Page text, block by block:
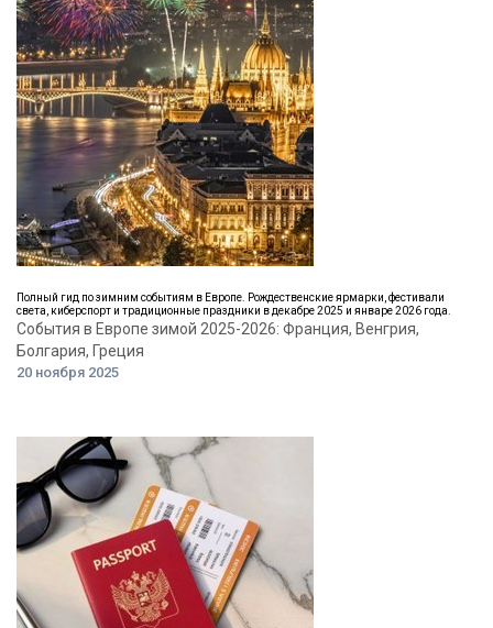
Полный гид по зимним событиям в Европе. Рождественские ярмарки, фестивали
света, киберспорт и традиционные праздники в декабре 2025 и январе 2026 года.
События в Европе зимой 2025-2026: Франция, Венгрия,
Болгария, Греция
20 ноября 2025